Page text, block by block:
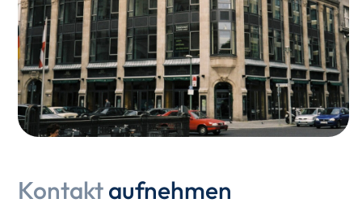
Kontaktaufnehmen